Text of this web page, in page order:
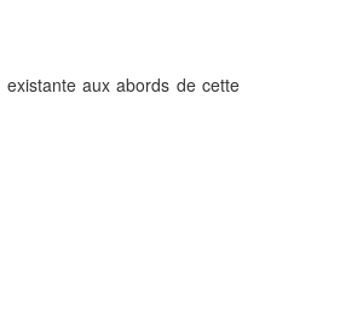
aux abords de cette